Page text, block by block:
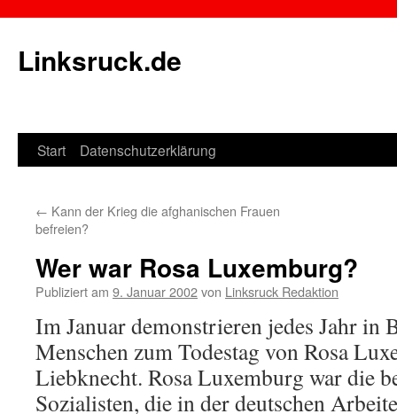
Linksruck.de
Springe
Inhalt
Start Datenschutzerklärung
← Kann der Krieg die afghanischen Frauen
befreien?
Wer war Rosa Luxemburg?
Publiziert am 9. Januar 2002von Linksruck Redaktion
Im Januar demonstrieren jedes Jahr in
Menschen zum Todestag von Rosa
Liebknecht. Rosa Luxemburg war die
Sozialisten, die in der deutschen